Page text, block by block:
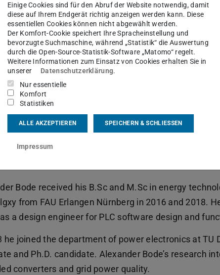
...
6151-16-20584
6151-16-20582
307
4
Darmstadt
Bode received his B.Sc and M.Sc in energy
from FAU Erlangen Nürnberg in 2016 and 2018.
a design engineer for PLC software design and
he joined the department of power electronics at TU
and Ph.D. candidate. Alexander Bode’s research
converters and grid power quality.
Einige Cookies sind für den Abruf der Website notwendig, damit
diese auf Ihrem Endgerät richtig anzeigen werden kann. Diese
essentiellen Cookies können nicht abgewählt werden.
Der Komfort-Cookie speichert Ihre Spracheinstellung und
bevorzugte Suchmaschine, während „Statistik“ die Auswertung
durch die Open-Source-Statistik-Software „Matomo“ regelt.
Weitere Informationen zum Einsatz von Cookies erhalten Sie in
unserer
Datenschutzerklärung.
Nur essentielle
Komfort
Statistiken
ALLE AKZEPTIEREN SPEICHERN & SCHLIESSEN
Impressum